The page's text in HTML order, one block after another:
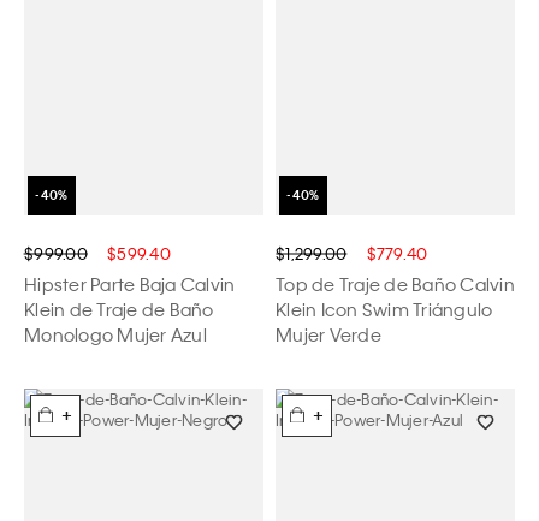
$999.00 $599.40
Hipster Parte Baja Calvin
Klein de Traje de Baño
Monologo Mujer Azul
$1,299.00 $779.40
Top de Traje de Baño Calvin
Klein Icon Swim Triángulo
Mujer Verde
+ +